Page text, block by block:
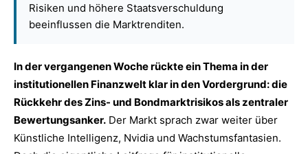
Risiken und höhere Staatsverschuldung
beeinflussen die Marktrenditen.
In der vergangenen Woche rückte ein Thema in der
institutionellen Finanzwelt klar in den Vordergrund: die
Rückkehr des Zins- und Bondmarktrisikos als zentraler
Bewertungsanker. Der Markt sprach zwar weiter über
Künstliche Intelligenz, Nvidia und Wachstumsfantasien.